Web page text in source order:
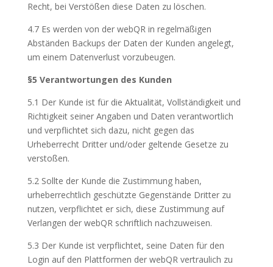
Recht, bei Verstößen diese Daten zu löschen.
4.7 Es werden von der webQR in regelmäßigen
Abständen Backups der Daten der Kunden angelegt,
um einem Datenverlust vorzubeugen.
§5 Verantwortungen des Kunden
5.1 Der Kunde ist für die Aktualität, Vollständigkeit und
Richtigkeit seiner Angaben und Daten verantwortlich
und verpflichtet sich dazu, nicht gegen das
Urheberrecht Dritter und/oder geltende Gesetze zu
verstoßen.
5.2 Sollte der Kunde die Zustimmung haben,
urheberrechtlich geschützte Gegenstände Dritter zu
nutzen, verpflichtet er sich, diese Zustimmung auf
Verlangen der webQR schriftlich nachzuweisen.
5.3 Der Kunde ist verpflichtet, seine Daten für den
Login auf den Plattformen der webQR vertraulich zu